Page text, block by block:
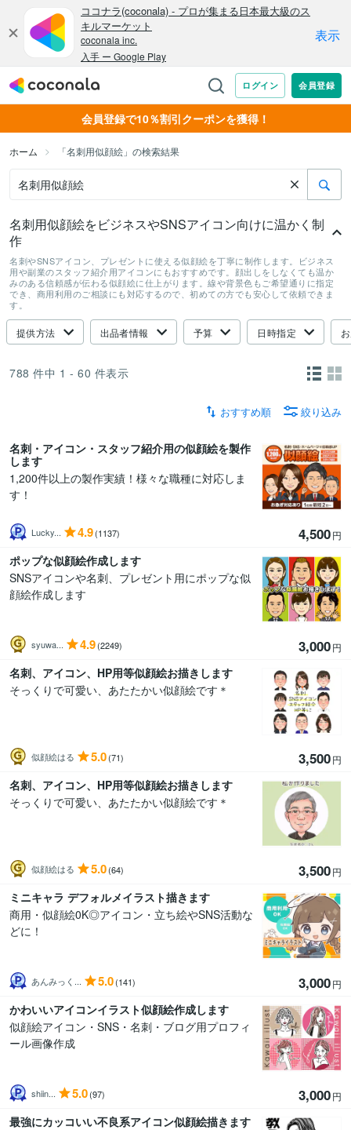
会員登録で10％割引クーポンを獲得！
ホーム 「名刺用似顔絵」の検索結果
名刺用似顔絵をビジネスやSNSアイコン向けに温かく制
作
名刺やSNSアイコン、プレゼントに使える似顔絵を丁寧に制作します。ビジネス
用や副業のスタッフ紹介用アイコンにもおすすめです。顔出しをしなくても温か
みのある信頼感が伝わる似顔絵に仕上がります。線や背景色もご希望通りに指定
でき、商用利用のご相談にも対応するので、初めての方でも安心して依頼できま
す。
提供方法 出品者情報 予算 日時指定
788 件中 1 - 60 件表示
おすすめ順 絞り込み
名刺・アイコン・スタッフ紹介用の似顔絵を製作
します
1,200件以上の製作実績！様々な職種に対応しま
す！
Lucky... 4.9(1137) 4,500円
ポップな似顔絵作成します
SNSアイコンや名刺、プレゼント用にポップな似
顔絵作成します
syuwa... 4.9(2249) 3,000円
名刺、アイコン、HP用等似顔絵お描きします
そっくりで可愛い、あたたかい似顔絵です＊
似顔絵はる 5.0(71) 3,500円
名刺、アイコン、HP用等似顔絵お描きします
そっくりで可愛い、あたたかい似顔絵です＊
似顔絵はる 5.0(64) 3,500円
ミニキャラ デフォルメイラスト描きます
商用・似顔絵0K◎アイコン・立ち絵やSNS活動な
どに！
あんみっく... 5.0(141) 3,000円
かわいいアイコンイラスト似顔絵作成します
似顔絵アイコン・SNS・名刺・ブログ用プロフィ
ール画像作成
shiin... 5.0(97) 3,000円
最強にカッコいい不良系アイコン似顔絵描きます